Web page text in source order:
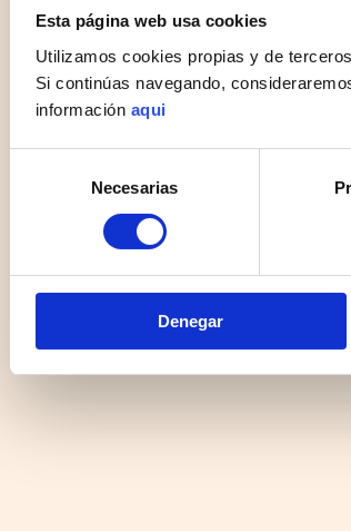
Esta página web usa cookies
Utilizamos cookies propias y de
Si continúas navegando,
información aqui
consentimiento
Necesarias
Denegar